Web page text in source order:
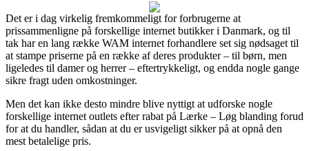
Det er i dag virkelig fremkommeligt for forbrugerne at
prissammenligne på forskellige internet butikker i Danmark, og til
tak har en lang række WAM internet forhandlere set sig nødsaget til
at stampe priserne på en række af deres produkter – til børn, men
ligeledes til damer og herrer – eftertrykkeligt, og endda nogle gange
sikre fragt uden omkostninger.
Men det kan ikke desto mindre blive nyttigt at udforske nogle
forskellige internet outlets efter rabat på Lærke – Løg blanding forud
for at du handler, sådan at du er usvigeligt sikker på at opnå den
mest betalelige pris.